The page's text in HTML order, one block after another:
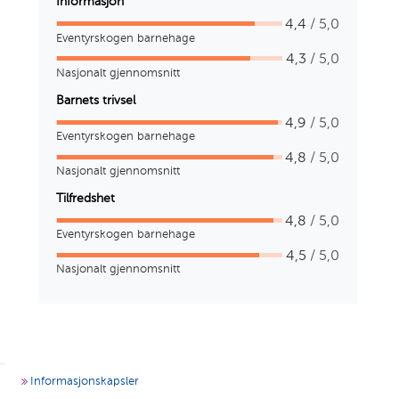
4,4 / 5,0
Eventyrskogen barnehage
4,3 / 5,0
Nasjonalt gjennomsnitt
Barnets trivsel
4,9 / 5,0
Eventyrskogen barnehage
4,8 / 5,0
Nasjonalt gjennomsnitt
Tilfredshet
4,8 / 5,0
Eventyrskogen barnehage
4,5 / 5,0
Nasjonalt gjennomsnitt
Informasjonskapsler